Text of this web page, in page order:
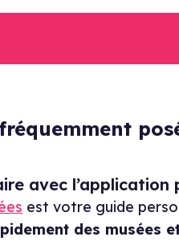
avec l’application
est votre guide
des musées